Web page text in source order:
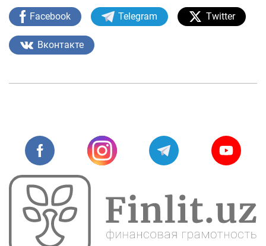
Facebook Telegram Twitter
Вконтакте